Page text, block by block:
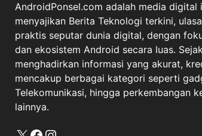
AndroidPonsel.com adalah media
menyajikan Berita Teknologi terkini,
praktis seputar dunia digital, dengan
dan ekosistem Android secara luas.
menghadirkan informasi yang akurat,
mencakup berbagai kategori seperti
Telekomunikasi, hingga perkembangan
lainnya.